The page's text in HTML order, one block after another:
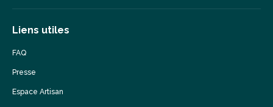
Liens utiles
FAQ
Presse
Espace Artisan